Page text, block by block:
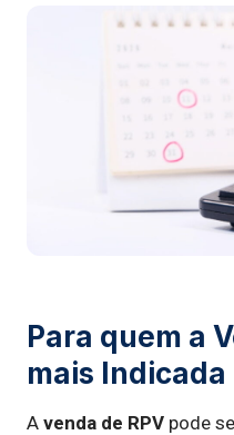
Para quem a
mais Indicada
A venda de RPV pode